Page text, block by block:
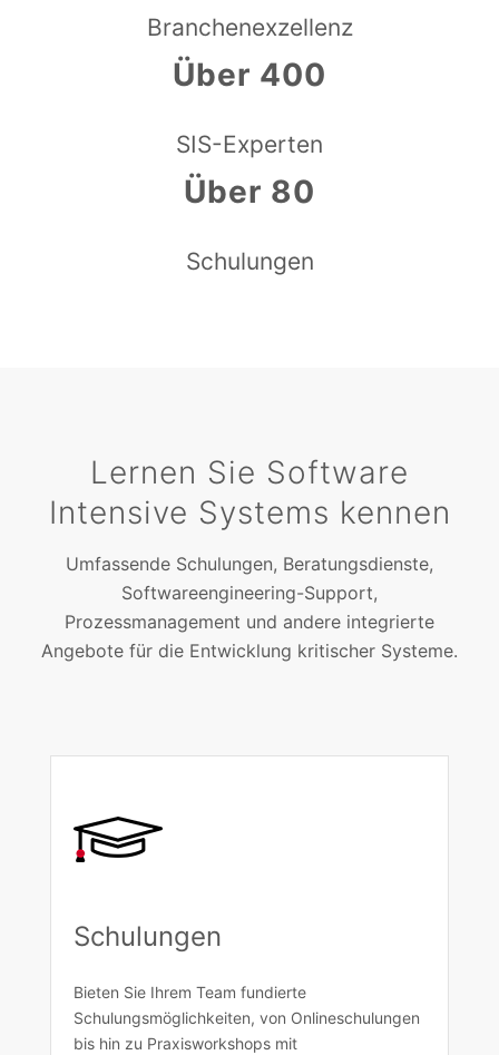
Branchenexzellenz
Über 400
SIS-Experten
Über 80
Schulungen
Lernen Sie Software
Intensive Systems kennen
Umfassende Schulungen, Beratungsdienste,
Softwareengineering-Support,
Prozessmanagement und andere integrierte
Angebote für die Entwicklung kritischer Systeme.
Schulungen
Bieten Sie Ihrem Team fundierte
Schulungsmöglichkeiten, von Onlineschulungen
bis hin zu Praxisworkshops mit